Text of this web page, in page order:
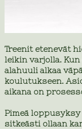
Treenit etenevät
leikin varjolla.
alahuuli alkaa
koulutukseen.
aikana on
Pimeä
sitkeästi ollaan